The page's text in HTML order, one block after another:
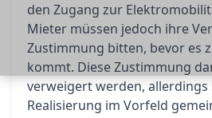
den Zugang zur
Mieter müssen jedoch ihre
Zustimmung bitten, bevor es
kommt. Diese Zustimmung
verweigert werden, allerdings
Realisierung im Vorfeld